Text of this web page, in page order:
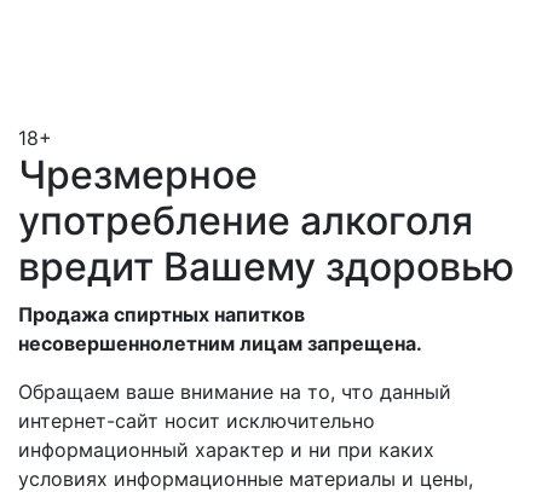
18+
Чрезмерное
употребление алкоголя
вредит Вашему здоровью
Продажа спиртных напитков
несовершеннолетним лицам запрещена.
Обращаем ваше внимание на то, что данный
интернет-сайт носит исключительно
информационный характер и ни при каких
условиях информационные материалы и цены,